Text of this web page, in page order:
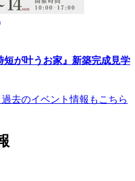
短が叶うお家』新築完成見学